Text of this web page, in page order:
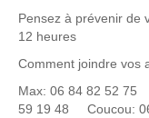
Pensez à prévenir de
12 heures
Comment joindre vos
Max: 06 84 82 52
59 19 48 Coucou: